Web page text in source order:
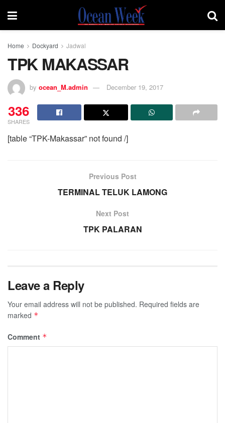
Home Dockyard Jadwal
TPK MAKASSAR
by ocean_M.admin December 19, 2017
336
SHARES
[table “TPK-Makassar” not found /]
Previous Post
TERMINAL TELUK LAMONG
Next Post
TPK PALARAN
Leave a Reply
Your email address will not be published. Required fields are
marked *
Comment *